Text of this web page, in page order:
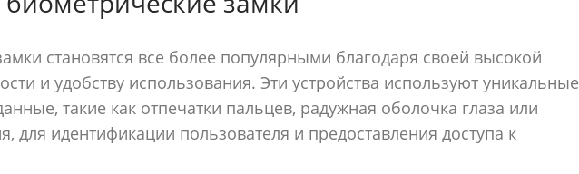
становятся все более популярными благодаря своей высокой
и удобству использования. Эти устройства используют уникальные
такие как отпечатки пальцев, радужная оболочка глаза или
для идентификации пользователя и предоставления доступа к